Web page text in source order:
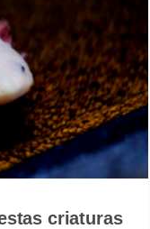
criaturas